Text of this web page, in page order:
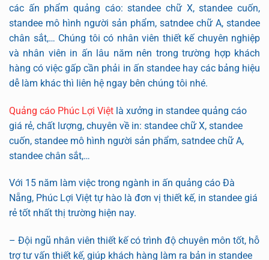
các ấn phẩm quảng cáo: standee chữ X, standee cuốn,
standee mô hình người sản phẩm, satndee chữ A, standee
chân sắt,… Chúng tôi có nhân viên thiết kế chuyên nghiệp
và nhân viên in ấn lâu năm nên trong trường hợp khách
hàng có việc gấp cần phải in ấn standee hay các bảng hiệu
dễ làm khác thì liên hệ ngay bên chúng tôi nhé.
Quảng cáo Phúc Lợi Việt là xưởng in standee quảng cáo
giá rẻ, chất lượng, chuyên về in: standee chữ X, standee
cuốn, standee mô hình người sản phẩm, satndee chữ A,
standee chân sắt,…
Với 15 năm làm việc trong ngành in ấn quảng cáo Đà
Nẵng, Phúc Lợi Việt tự hào là đơn vị thiết kế, in standee giá
rẻ tốt nhất thị trường hiện nay.
– Đội ngũ nhân viên thiết kế có trình độ chuyên môn tốt, hỗ
trợ tư vấn thiết kế, giúp khách hàng làm ra bản in standee